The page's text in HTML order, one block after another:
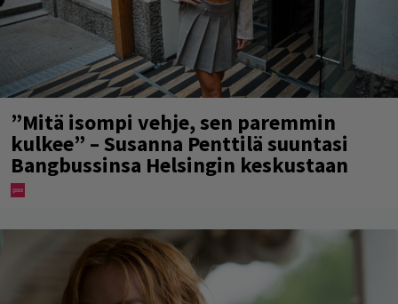
”Mitä isompi vehje, sen paremmin
kulkee” – Susanna Penttilä suuntasi
Bangbussinsa Helsingin keskustaan